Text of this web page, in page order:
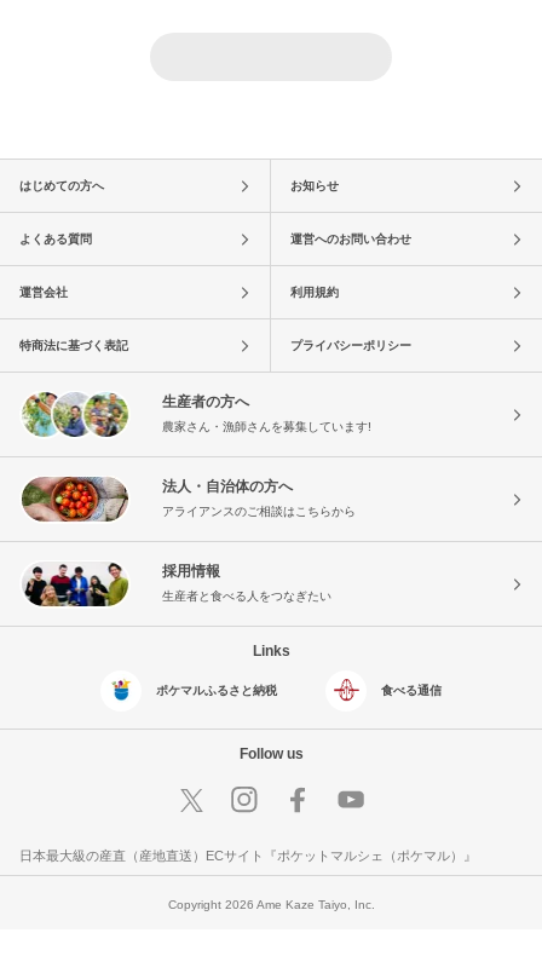
はじめての方へ お知らせ
よくある質問 運営へのお問い合わせ
運営会社 利用規約
特商法に基づく表記 プライバシーポリシー
生産者の方へ
農家さん・漁師さんを募集しています!
法人・自治体の方へ
アライアンスのご相談はこちらから
採用情報
生産者と食べる人をつなぎたい
Links
ポケマルふるさと納税 食べる通信
Follow us
日本最大級の産直（産地直送）ECサイト『ポケットマルシェ（ポケマル）』
Copyright 2026 Ame Kaze Taiyo, Inc.